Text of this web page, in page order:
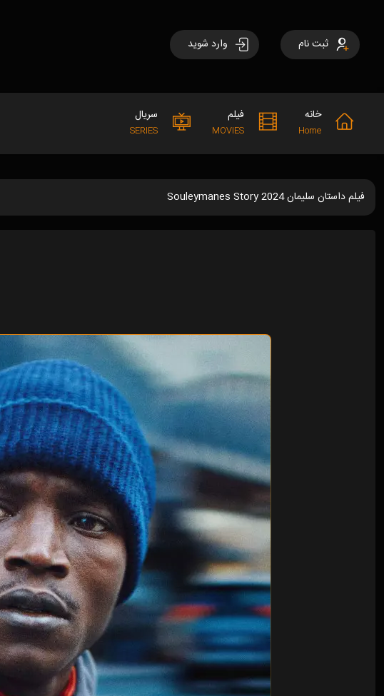
ثبت نام وارد شوید
خانه
Home
فیلم
MOVIES
سریال
SERIES
فیلم داستان سلیمان Souleymanes Story 2024